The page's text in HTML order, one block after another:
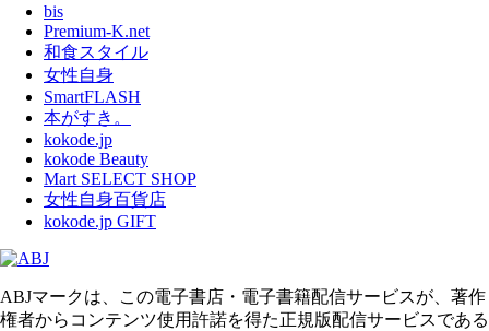
bis
Premium-K.net
和食スタイル
女性自身
SmartFLASH
本がすき。
kokode.jp
kokode Beauty
Mart SELECT SHOP
女性自身百貨店
kokode.jp GIFT
ABJマークは、この電子書店・電子書籍配信サービスが、著作
権者からコンテンツ使用許諾を得た正規版配信サービスである